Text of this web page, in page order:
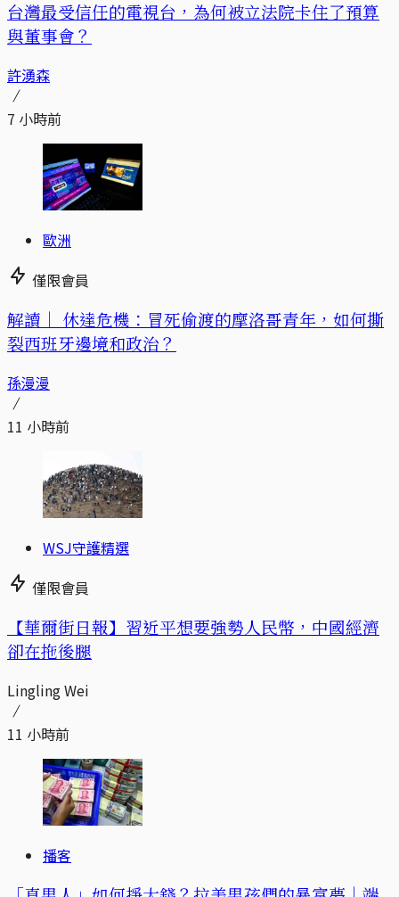
台灣最受信任的電視台，為何被立法院卡住了預算
與董事會？
許湧森
7 小時前
歐洲
僅限會員
解讀｜ 休達危機：冒死偷渡的摩洛哥青年，如何撕
裂西班牙邊境和政治？
孫漫漫
11 小時前
WSJ守護精選
僅限會員
【華爾街日報】習近平想要強勢人民幣，中國經濟
卻在拖後腿
Lingling Wei
11 小時前
播客